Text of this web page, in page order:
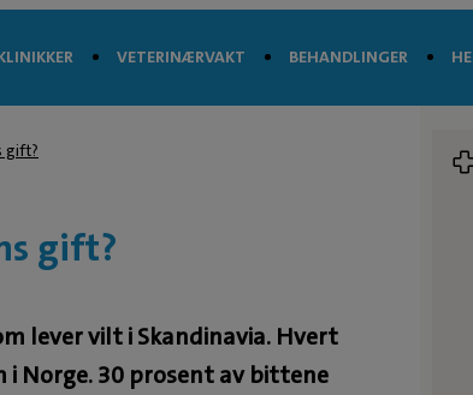
VETERINÆRVAKT BEHANDLINGER
gift?
gift?
lever vilt i Skandinavia. Hvert
Norge. 30 prosent av bittene